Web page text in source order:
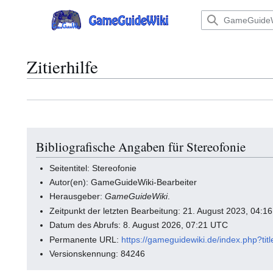
Hauptmenü
Zitierhilfe
Bibliografische Angaben für Stereofonie
Seitentitel: Stereofonie
Autor(en): GameGuideWiki-Bearbeiter
Herausgeber:GameGuideWiki.
Zeitpunkt der letzten Bearbeitung: 21. August 2023,
Datum des Abrufs: 8. August 2026, 07:21 UTC
Permanente URL: https://gameguidewiki.de/
Versionskennung: 84246